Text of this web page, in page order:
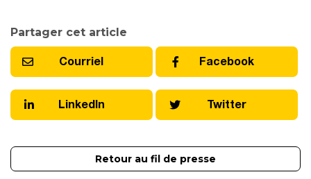
Partager cet article
Courriel Facebook
LinkedIn Twitter
Retour au fil de presse